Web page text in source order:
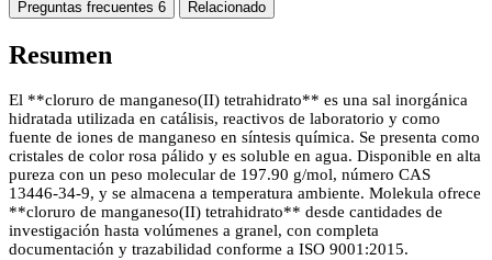
Preguntas frecuentes 6 Relacionado
Resumen
El **cloruro de manganeso(II) tetrahidrato** es una sal inorgánica
hidratada utilizada en catálisis, reactivos de laboratorio y como
fuente de iones de manganeso en síntesis química. Se presenta como
cristales de color rosa pálido y es soluble en agua. Disponible en alta
pureza con un peso molecular de 197.90 g/mol, número CAS
13446-34-9, y se almacena a temperatura ambiente. Molekula ofrece
**cloruro de manganeso(II) tetrahidrato** desde cantidades de
investigación hasta volúmenes a granel, con completa
documentación y trazabilidad conforme a ISO 9001:2015.